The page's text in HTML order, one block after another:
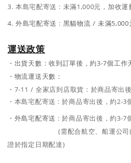
3. 本島宅配寄送 : 未滿1,000元，加收運
4. 外島宅配寄送 : 黑貓物流 / 未滿5,000
運送政策
・出貨天數：收到訂單後，約3-7個工作
・ 物流運送天數：
・ 7-11 / 全家店到店取貨：於商品寄出
・ 本島宅配寄送 :於商品寄出後，約2-3
・ 外島宅配寄送 :於商品寄出後，約3-7
(需配合航空、船運公司的作
證於指定日期配達)